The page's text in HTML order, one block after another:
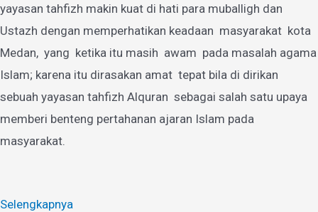
yayasan tahfizh makin kuat di hati para muballigh dan
Ustazh dengan memperhatikan keadaan masyarakat kota
Medan, yang ketika itu masih awam pada masalah agama
Islam; karena itu dirasakan amat tepat bila di dirikan
sebuah yayasan tahfizh Alquran sebagai salah satu upaya
memberi benteng pertahanan ajaran Islam pada
masyarakat.
Selengkapnya